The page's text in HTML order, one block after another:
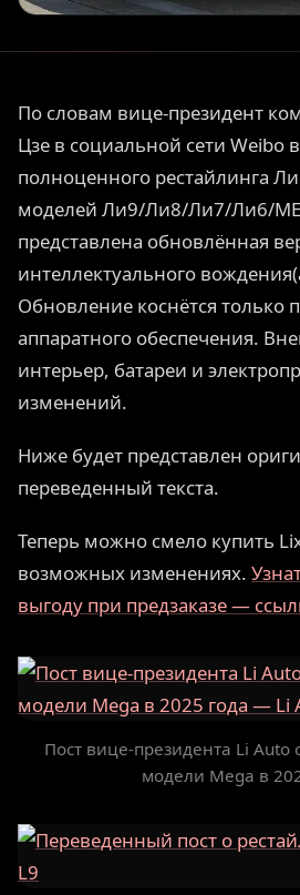
По словам вице-президент
Цзе в социальной сети Weibo
полноценного рестайлинга
моделей Ли9/Ли8/Ли7/Ли6/
представлена обновлённая
интеллектуального
Обновление коснётся только
аппаратного обеспечения.
интерьер, батареи и
изменений.
Ниже будет представлен
переведенный текста.
Теперь можно смело купить
возможных изменениях.
выгоду при предзаказе —
Пост вице-президента Li Auto
модели Mega в